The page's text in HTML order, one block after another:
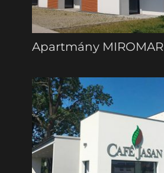
Apartmány MIROMAR